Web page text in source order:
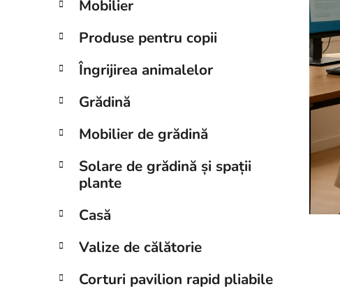
l
Mobilier
Produse pentru copii
Îngrijirea animalelor
Grădină
Mobilier de grădină
Solare de grădină și spații
plante
Casă
Valize de călătorie
Corturi pavilion rapid pliabile